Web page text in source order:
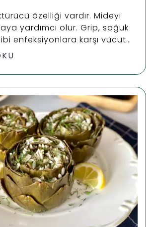
özelliği vardır. Mideyi
yardımcı olur. Grip, soğuk
enfeksiyonlara karşı vücut
arttırır. Kalp ve damar
ritmini düzenler.